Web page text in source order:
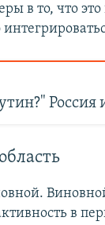
в то, что
в